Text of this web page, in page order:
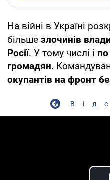
На війні в Україні
більше злочинів
Росії. У тому числі і
громадян.
окупантів на фронт